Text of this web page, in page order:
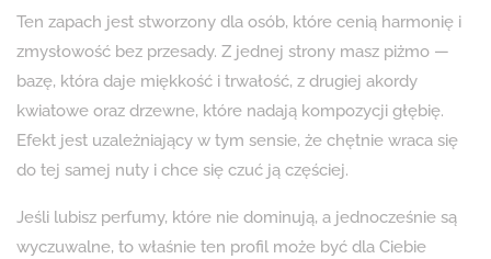
Ten zapach jest stworzony dla osób, które cenią harmonię i
zmysłowość bez przesady. Z jednej strony masz piżmo —
bazę, która daje miękkość i trwałość, z drugiej akordy
kwiatowe oraz drzewne, które nadają kompozycji głębię.
Efekt jest uzależniający w tym sensie, że chętnie wraca się
do tej samej nuty i chce się czuć ją częściej.
Jeśli lubisz perfumy, które nie dominują, a jednocześnie są
wyczuwalne, to właśnie ten profil może być dla Ciebie